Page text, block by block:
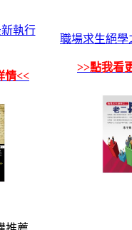
執行
情<<
職場求生絕學
>>點我看